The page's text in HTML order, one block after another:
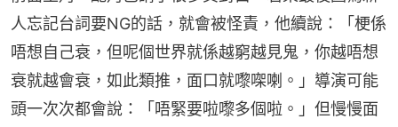
人忘記台詞要NG的話，就會被怪責，他續說：「梗係
唔想自己衰，但呢個世界就係越窮越見鬼，你越唔想
衰就越會衰，如此類推，面口就嚟㗎喇。」導演可能
頭一次次都會說：「唔緊要啦嚟多個啦。」但慢慢面